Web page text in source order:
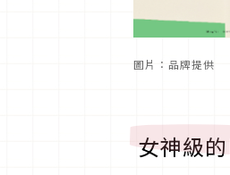
圖片：品牌提供
女神級